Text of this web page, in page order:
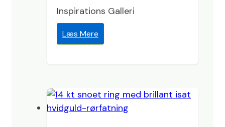
Inspirations Galleri
Læs Mere